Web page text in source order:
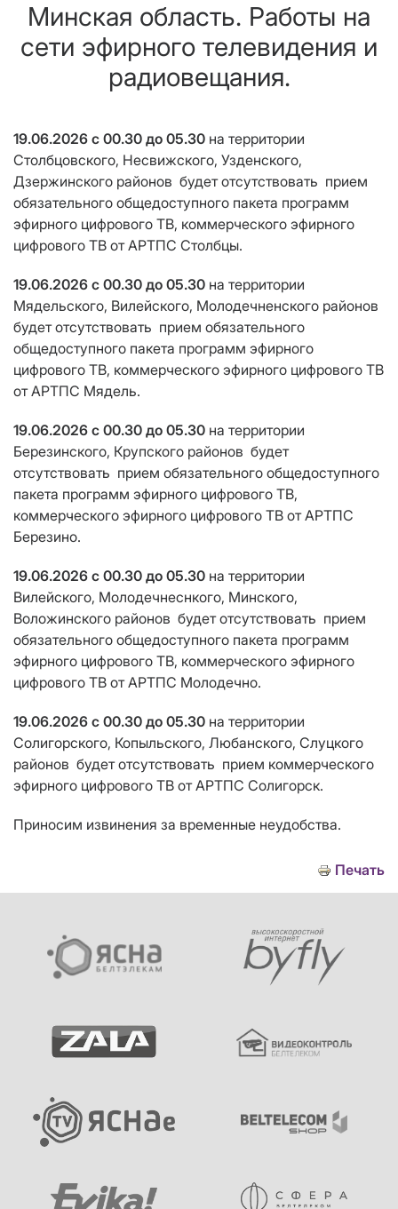
Минская область. Работы на
сети эфирного телевидения и
радиовещания.
19.06.2026 с 00.30 до 05.30 на территории
Столбцовского, Несвижского, Узденского,
Дзержинского районов будет отсутствовать прием
обязательного общедоступного пакета программ
эфирного цифрового ТВ, коммерческого эфирного
цифрового ТВ от АРТПС Столбцы.
19.06.2026 с 00.30 до 05.30 на территории
Мядельского, Вилейского, Молодечненского районов
будет отсутствовать прием обязательного
общедоступного пакета программ эфирного
цифрового ТВ, коммерческого эфирного цифрового ТВ
от АРТПС Мядель.
19.06.2026 с 00.30 до 05.30 на территории
Березинского, Крупского районов будет
отсутствовать прием обязательного общедоступного
пакета программ эфирного цифрового ТВ,
коммерческого эфирного цифрового ТВ от АРТПС
Березино.
19.06.2026 с 00.30 до 05.30 на территории
Вилейского, Молодечнеснкого, Минского,
Воложинского районов будет отсутствовать прием
обязательного общедоступного пакета программ
эфирного цифрового ТВ, коммерческого эфирного
цифрового ТВ от АРТПС Молодечно.
19.06.2026 с 00.30 до 05.30 на территории
Солигорского, Копыльского, Любанского, Слуцкого
районов будет отсутствовать прием коммерческого
эфирного цифрового ТВ от АРТПС Солигорск.
Приносим извинения за временные неудобства.
Печать